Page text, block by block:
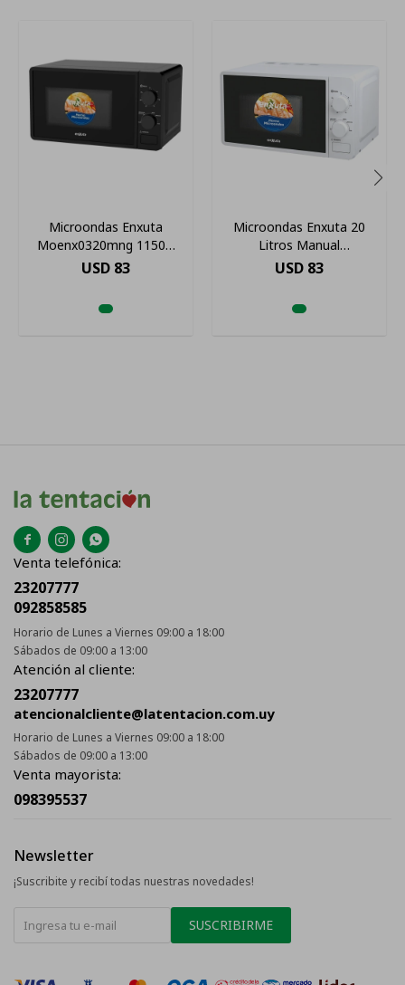
Microondas Enxuta
Moenx0320mng 1150w
Negro
USD 83
Microondas Enxuta 20
Litros Manual
Moenx0320m
USD 83
  
Venta telefónica:
23207777
092858585
Horario de Lunes a Viernes 09:00 a 18:00
Sábados de 09:00 a 13:00
Atención al cliente:
23207777
atencionalcliente@latentacion.com.uy
Horario de Lunes a Viernes 09:00 a 18:00
Sábados de 09:00 a 13:00
Venta mayorista:
098395537
Newsletter
¡Suscribite y recibí todas nuestras novedades!
SUSCRIBIRME